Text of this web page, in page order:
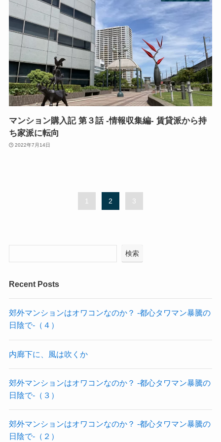
マンション購入記 第３話 -情報収集編- 賃貸派から持
ち家派に転向
2022年7月14日
1 2 3
検索
Recent Posts
郊外マンションはオワコンなのか？ -都心タワマン暴騰の
日陰で-（４）
内廊下に、風は吹くか
郊外マンションはオワコンなのか？ -都心タワマン暴騰の
日陰で-（３）
郊外マンションはオワコンなのか？ -都心タワマン暴騰の
日陰で-（２）